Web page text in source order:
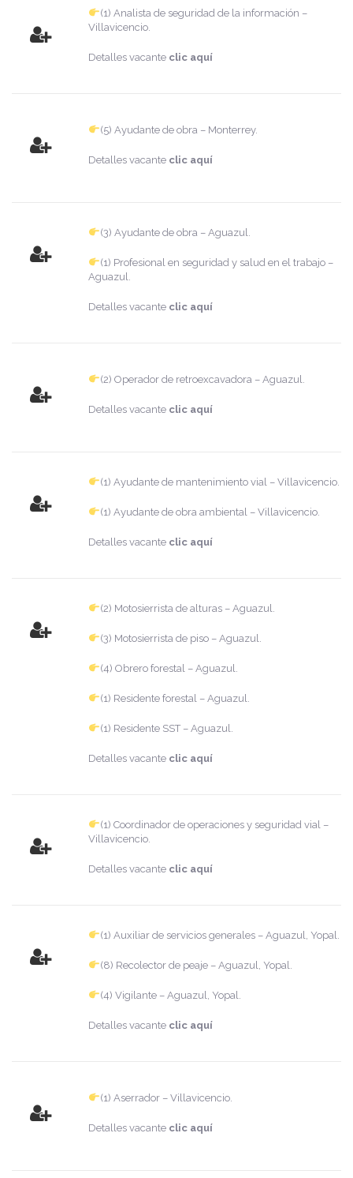
(1) Analista de seguridad de la información –
Villavicencio.
Detalles vacante clic aquí
(5) Ayudante de obra – Monterrey.
Detalles vacante clic aquí
(3) Ayudante de obra – Aguazul.
(1) Profesional en seguridad y salud en el trabajo –
Aguazul.
Detalles vacante clic aquí
(2) Operador de retroexcavadora – Aguazul.
Detalles vacante clic aquí
(1) Ayudante de mantenimiento vial – Villavicencio.
(1) Ayudante de obra ambiental – Villavicencio.
Detalles vacante clic aquí
(2) Motosierrista de alturas – Aguazul.
(3) Motosierrista de piso – Aguazul.
(4) Obrero forestal – Aguazul.
(1) Residente forestal – Aguazul.
(1) Residente SST – Aguazul.
Detalles vacante clic aquí
(1) Coordinador de operaciones y seguridad vial –
Villavicencio.
Detalles vacante clic aquí
(1) Auxiliar de servicios generales – Aguazul, Yopal.
(8) Recolector de peaje – Aguazul, Yopal.
(4) Vigilante – Aguazul, Yopal.
Detalles vacante clic aquí
(1) Aserrador – Villavicencio.
Detalles vacante clic aquí